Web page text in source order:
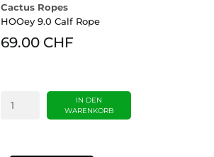
Cactus Ropes
HOOey 9.0 Calf Rope
69.00 CHF
IN DEN
WARENKORB